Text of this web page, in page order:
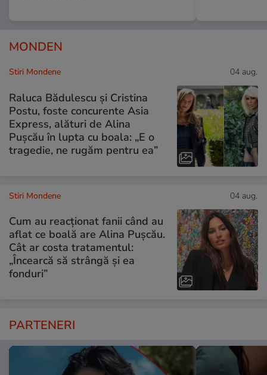
MONDEN
Stiri Mondene 04 aug.
Raluca Bădulescu și Cristina
Postu, foste concurente Asia
Express, alături de Alina
Pușcău în lupta cu boala: „E o
tragedie, ne rugăm pentru ea”
Stiri Mondene 04 aug.
Cum au reacționat fanii când au
aflat ce boală are Alina Pușcău.
Cât ar costa tratamentul:
„Încearcă să strângă și ea
fonduri”
PARTENERI